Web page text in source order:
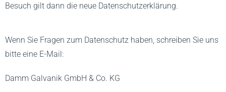
Besuch gilt dann die neue Datenschutzerklärung.
Wenn Sie Fragen zum Datenschutz haben, schreiben Sie uns
bitte eine E-Mail:
Damm Galvanik GmbH & Co. KG